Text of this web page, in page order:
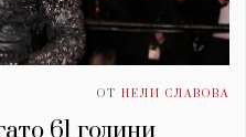
ОТ НЕЛИ СЛАВОВА
61 години